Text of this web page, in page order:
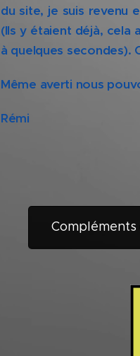
du site, je suis revenu
(Ils y étaient déjà, cela
à quelques secondes).
Même averti nous
Rémi